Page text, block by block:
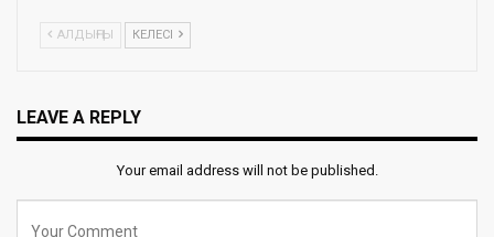
АЛДЫҢҒЫ КЕЛЕСІ
LEAVE A REPLY
Your email address will not be published.